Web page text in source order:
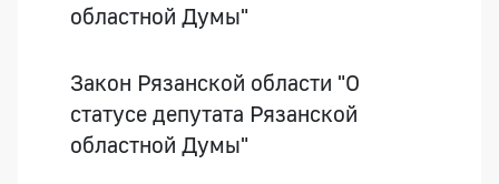
областной Думы"
Закон Рязанской области "О
статусе депутата Рязанской
областной Думы"